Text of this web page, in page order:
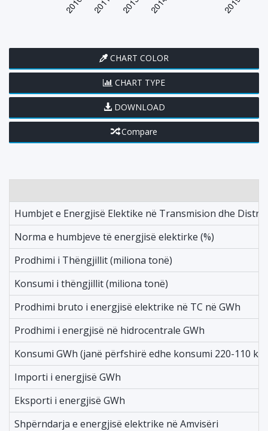
CHART COLOR
CHART TYPE
DOWNLOAD
Compare
Humbjet e Energjisë Elektike në Transmision dhe
Norma e humbjeve të energjisë elektirke (%)
Prodhimi i Thëngjillit (miliona tonë)
Konsumi i thëngjillit (miliona tonë)
Prodhimi bruto i energjisë elektrike në TC në GWh
Prodhimi i energjisë në hidrocentrale GWh
Konsumi GWh (janë përfshirë edhe konsumi 220-110 kV)
Importi i energjisë GWh
Eksporti i energjisë GWh
Shpërndarja e energjisë elektrike në Amvisëri